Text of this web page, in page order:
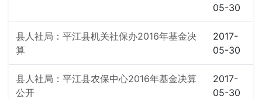
05-30
县人社局：平江县机关社保办2016年基金决
算
2017-
05-30
县人社局：平江县农保中心2016年基金决算
公开
2017-
05-30